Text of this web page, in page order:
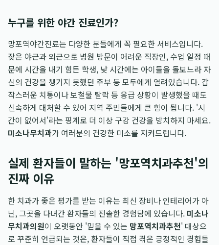
누구를 위한 야간 진료인가?
망포역야간진료는 다양한 분들에게 꼭 필요한 서비스입니다.
잦은 야근과 외근으로 병원 방문이 어려운 직장인, 수업 일정 때
문에 시간을 내기 힘든 학생, 낮 시간에는 아이들을 돌보느라 자
신의 건강을 챙기지 못했던 주부 등 모두에게 열려있습니다. 갑
작스러운 치통이나 보철물 탈락 등 응급 상황이 발생했을 때도
신속하게 대처할 수 있어 지역 주민들에게 큰 힘이 됩니다. '시
간이 없어서'라는 핑계로 더 이상 구강 건강을 방치하지 마세요.
미소나무치과가 여러분의 건강한 미소를 지켜드립니다.
실제 환자들이 말하는 '망포역치과추천'의
진짜 이유
한 치과가 좋은 평가를 받는 이유는 최신 장비나 인테리어가 아
닌, 그곳을 다녀간 환자들의 진솔한 경험담에 있습니다. 미소나
무치과의원이 오랫동안 '믿을 수 있는 망포역치과추천' 대상으
로 꾸준히 언급되는 것은, 환자들이 직접 겪은 긍정적인 경험들